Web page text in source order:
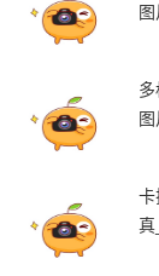
多
卡
真